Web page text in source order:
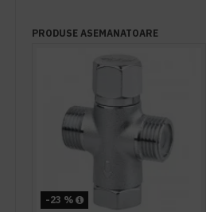
PRODUSE ASEMANATOARE
-23 %